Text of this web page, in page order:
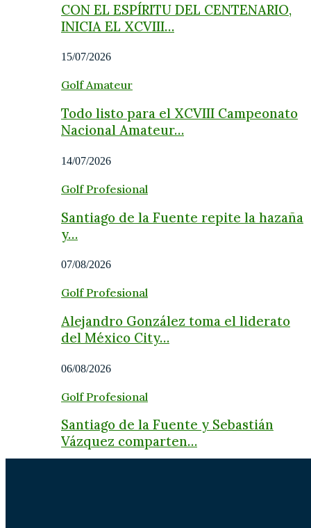
CON EL ESPÍRITU DEL CENTENARIO,
INICIA EL XCVIII…
15/07/2026
Golf Amateur
Todo listo para el XCVIII Campeonato
Nacional Amateur…
14/07/2026
Golf Profesional
Santiago de la Fuente repite la hazaña
y…
07/08/2026
Golf Profesional
Alejandro González toma el liderato
del México City…
06/08/2026
Golf Profesional
Santiago de la Fuente y Sebastián
Vázquez comparten…